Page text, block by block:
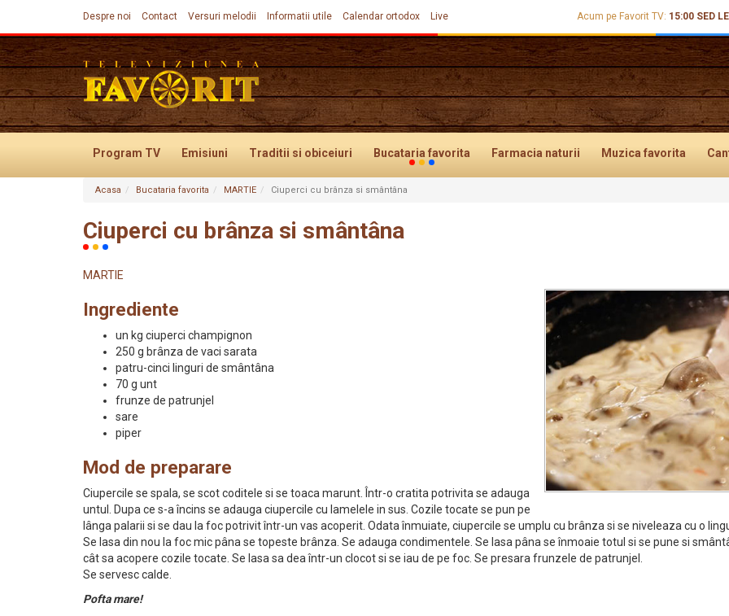
Despre noi Contact Versuri melodii Informatii utile Calendar ortodox Live Acum pe Favorit TV: 15:00 SED
Program TV Emisiuni Traditii si obiceiuri Bucataria favorita Farmacia naturii Muzica favorita
Evenimente
Acasa Bucataria favorita MARTIE Ciuperci cu brânza si smântâna
Ciuperci cu brânza si smântâna
MARTIE
Ingrediente
un kg ciuperci champignon
250 g brânza de vaci sarata
patru-cinci linguri de smântâna
70 g unt
frunze de patrunjel
sare
piper
Mod de preparare
Ciupercile se spala, se scot coditele si se toaca marunt. Într-o cratita potrivita se adauga
untul. Dupa ce s-a încins se adauga ciupercile cu lamelele in sus. Cozile tocate se pun pe
lânga palarii si se dau la foc potrivit într-un vas acoperit. Odata înmuiate, ciupercile se umplu cu brânza si se niveleaza cu o
Se lasa din nou la foc mic pâna se topeste brânza. Se adauga condimentele. Se lasa pâna se înmoaie totul si se pune si
cât sa acopere cozile tocate. Se lasa sa dea într-un clocot si se iau de pe foc. Se presara frunzele de patrunjel.
Se servesc calde.
Pofta mare!